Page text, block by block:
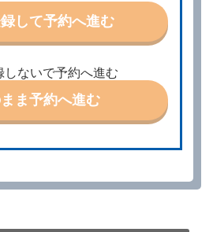
除き、別に定める予約申込金を支払
）
項の借受条件を変更しようとする
当社の承諾を受けなければならな
等）
てもレンタカー貸渡契約（以下
して予約へ進む
しないで予約へ進む
ま予約へ進む